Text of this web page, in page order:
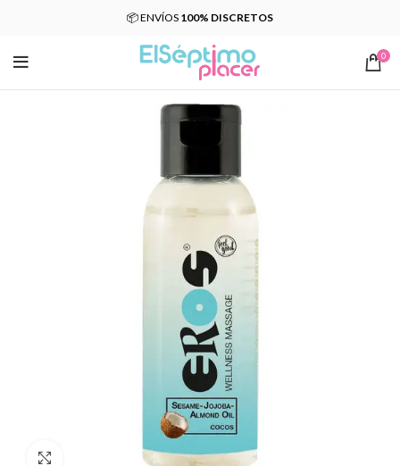
📦 ENVÍOS 100% DISCRETOS
0
Click para agrandar